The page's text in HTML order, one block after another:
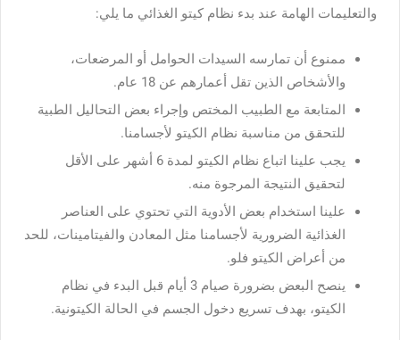
والتعليمات الهامة عند بدء نظام كيتو الغذائي ما يلي:
ممنوع أن تمارسه السيدات الحوامل أو المرضعات،
والأشخاص الذين تقل أعمارهم عن 18 عام.
المتابعة مع الطبيب المختص وإجراء بعض التحاليل الطبية
للتحقق من مناسبة نظام الكيتو لأجسامنا.
يجب علينا اتباع نظام الكيتو لمدة 6 أشهر على الأقل
لتحقيق النتيجة المرجوة منه.
علينا استخدام بعض الأدوية التي تحتوي على العناصر
الغذائية الضرورية لأجسامنا مثل المعادن والفيتامينات، للحد
من أعراض الكيتو فلو.
ينصح البعض بضرورة صيام 3 أيام قبل البدء في نظام
الكيتو، بهدف تسريع دخول الجسم في الحالة الكيتونية.